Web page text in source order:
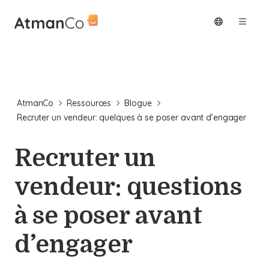
AtmanCo Ressources
Blogue
Recruter un vendeur: quelques à se poser avant d’engager
Recruter un
vendeur: questions
à se poser avant
d’engager